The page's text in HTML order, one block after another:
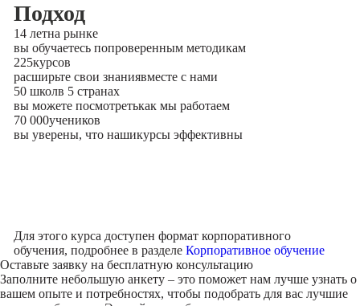
Подход
14 летна рынке
вы обучаетесь попроверенным методикам
225курсов
расширьте свои знаниявместе с нами
50 школв 5 странах
вы можете посмотретькак мы работаем
70 000учеников
вы уверены, что нашикурсы эффективны
Для этого курса доступен формат корпоративного
обучения, подробнее в разделе Корпоративное обучение
Оставьте заявку на бесплатную консультацию
Заполните небольшую анкету – это поможет нам лучше узнать о
вашем опыте и потребностях, чтобы подобрать для вас лучшие